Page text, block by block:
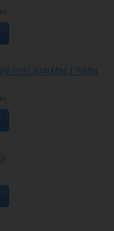
POELSAN MINI 175ММ